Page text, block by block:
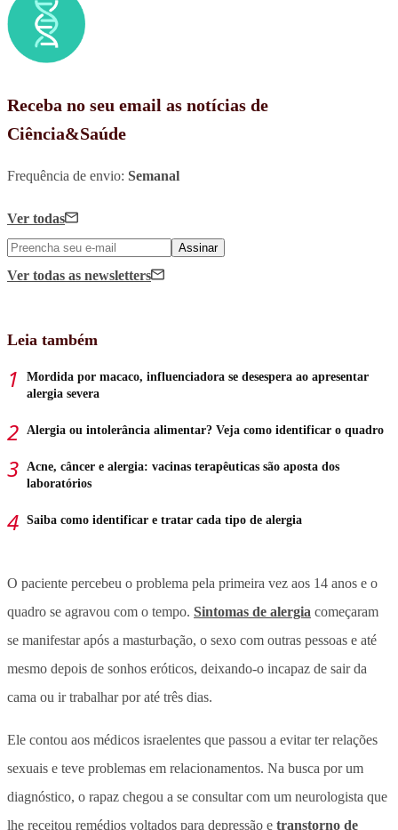
Receba no seu email as notícias de
Ciência&Saúde
Frequência de envio: Semanal
Ver todas
Assinar
Ver todas as newsletters
Leia também
Mordida por macaco, influenciadora se desespera ao apresentar
alergia severa
Alergia ou intolerância alimentar? Veja como identificar o quadro
Acne, câncer e alergia: vacinas terapêuticas são aposta dos
laboratórios
Saiba como identificar e tratar cada tipo de alergia
O paciente percebeu o problema pela primeira vez aos 14 anos e o
quadro se agravou com o tempo. Sintomas de alergia começaram
se manifestar após a masturbação, o sexo com outras pessoas e até
mesmo depois de sonhos eróticos, deixando-o incapaz de sair da
cama ou ir trabalhar por até três dias.
Ele contou aos médicos israelentes que passou a evitar ter relações
sexuais e teve problemas em relacionamentos. Na busca por um
diagnóstico, o rapaz chegou a se consultar com um neurologista que
lhe receitou remédios voltados para depressão e transtorno de